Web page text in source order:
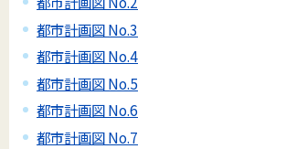
都市計画図 No.3
都市計画図 No.4
都市計画図 No.5
都市計画図 No.6
都市計画図 No.7